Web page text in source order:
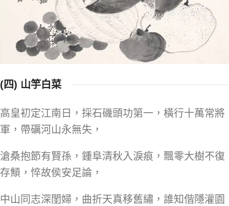
(四) 山竽白菜
高皇初定江南日，採石磯頭功第一，橫行十萬常將
軍，帶礪河山永無失，
滄桑抱節有賢孫，鍾阜清秋入淚痕，飄零大樹不復
存顦，悴故侯安足論，
中山同志深閨婦，曲折天真移舊繡，誰知偕隱灌園